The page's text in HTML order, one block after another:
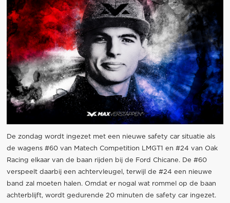
De zondag wordt ingezet met een nieuwe safety car situatie als
de wagens #60 van Matech Competition LMGT1 en #24 van Oak
Racing elkaar van de baan rijden bij de Ford Chicane. De #60
verspeelt daarbij een achtervleugel, terwijl de #24 een nieuwe
band zal moeten halen. Omdat er nogal wat rommel op de baan
achterblijft, wordt gedurende 20 minuten de safety car ingezet.